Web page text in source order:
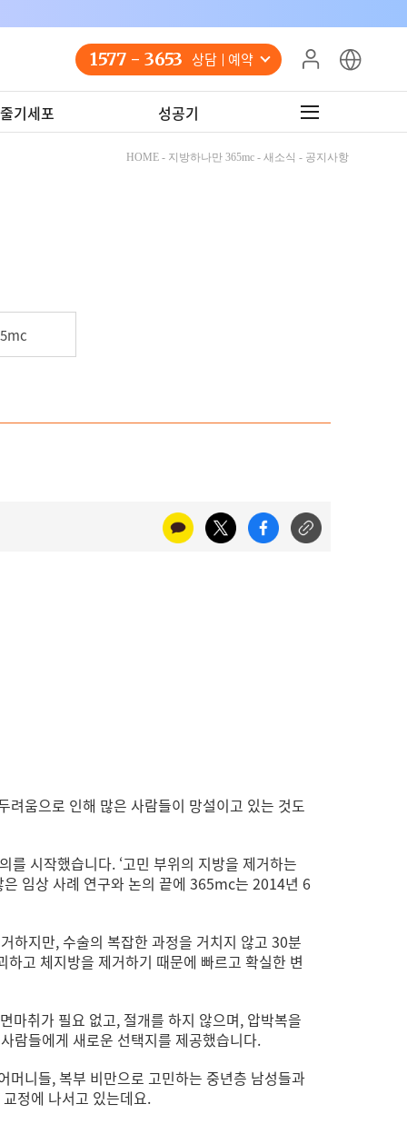
1577 - 3653 상담 예약
기세포 성공기
HOME - 지방하나만 365mc - 새소식 - 공지사항
움으로 인해 많은 사람들이 망설이고 있는 것도
시작했습니다. ‘고민 부위의 지방을 제거하는
은 임상 사례 연구와 논의 끝에 365mc는 2014년 6
하지만, 수술의 복잡한 과정을 거치지 않고 30분
고 체지방을 제거하기 때문에 빠르고 확실한 변
마취가 필요 없고, 절개를 하지 않으며, 압박복을
람들에게 새로운 선택지를 제공했습니다.
머니들, 복부 비만으로 고민하는 중년층 남성들과
정에 나서고 있는데요.